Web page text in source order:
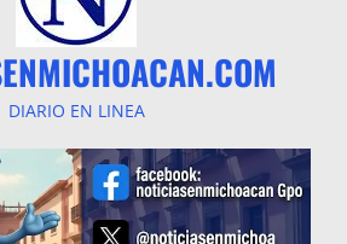
DIARIO EN LINEA